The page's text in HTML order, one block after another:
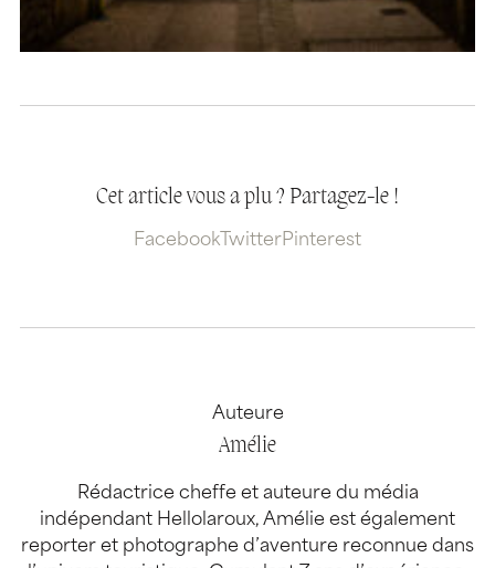
Cet article vous a plu ? Partagez-le !
Facebook TwitterPinterest
Auteure
Amélie
Rédactrice cheffe et auteure du média
indépendant Hellolaroux, Amélie est également
reporter et photographe d’aventure reconnue dans